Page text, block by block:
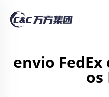
envio
os